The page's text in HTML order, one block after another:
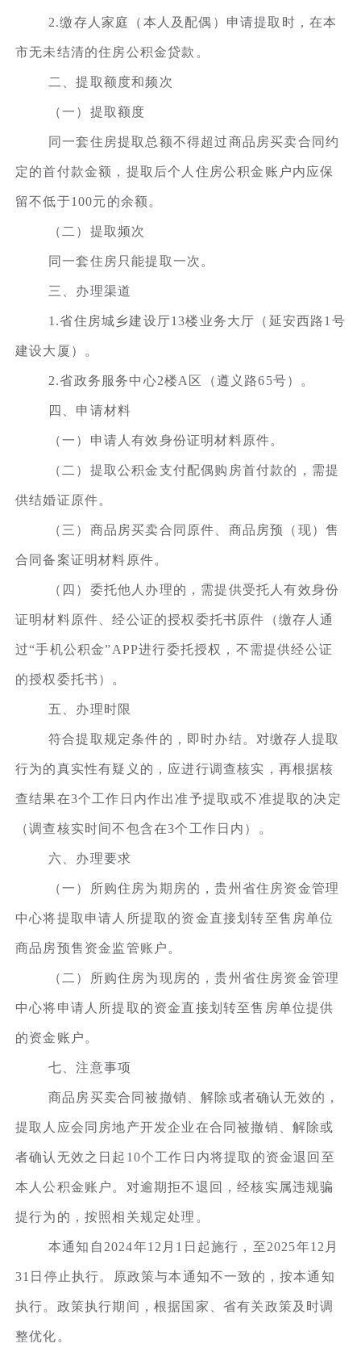
2.缴存人家庭（本人及配偶）申请提取时，在本
市无未结清的住房公积金贷款。
二、提取额度和频次
（一）提取额度
同一套住房提取总额不得超过商品房买卖合同约
定的首付款金额，提取后个人住房公积金账户内应保
留不低于100元的余额。
（二）提取频次
同一套住房只能提取一次。
三、办理渠道
1.省住房城乡建设厅13楼业务大厅（延安西路1号
建设大厦）。
2.省政务服务中心2楼A区（遵义路65号）。
四、申请材料
（一）申请人有效身份证明材料原件。
（二）提取公积金支付配偶购房首付款的，需提
供结婚证原件。
（三）商品房买卖合同原件、商品房预（现）售
合同备案证明材料原件。
（四）委托他人办理的，需提供受托人有效身份
证明材料原件、经公证的授权委托书原件（缴存人通
过“手机公积金”APP进行委托授权，不需提供经公证
的授权委托书）。
五、办理时限
符合提取规定条件的，即时办结。对缴存人提取
行为的真实性有疑义的，应进行调查核实，再根据核
查结果在3个工作日内作出准予提取或不准提取的决定
（调查核实时间不包含在3个工作日内）。
六、办理要求
（一）所购住房为期房的，贵州省住房资金管理
中心将提取申请人所提取的资金直接划转至售房单位
商品房预售资金监管账户。
（二）所购住房为现房的，贵州省住房资金管理
中心将申请人所提取的资金直接划转至售房单位提供
的资金账户。
七、注意事项
商品房买卖合同被撤销、解除或者确认无效的，
提取人应会同房地产开发企业在合同被撤销、解除或
者确认无效之日起10个工作日内将提取的资金退回至
本人公积金账户。对逾期拒不退回，经核实属违规骗
提行为的，按照相关规定处理。
本通知自2024年12月1日起施行，至2025年12月
31日停止执行。原政策与本通知不一致的，按本通知
执行。政策执行期间，根据国家、省有关政策及时调
整优化。